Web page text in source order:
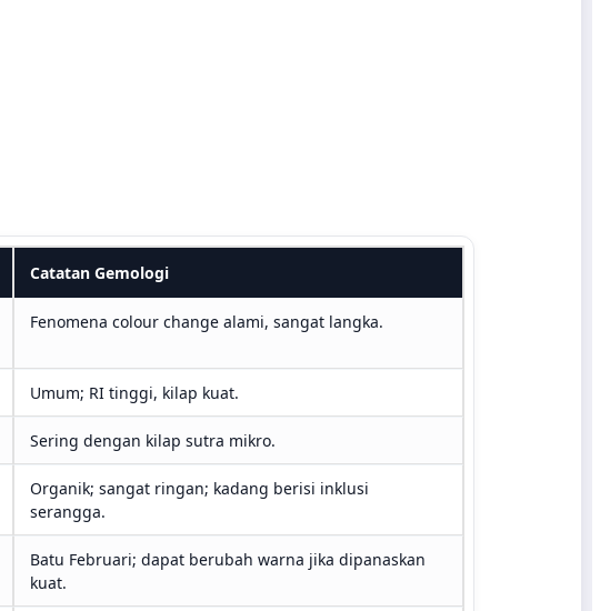
Catatan Gemologi
Fenomena colour change alami, sangat langka.
Umum; RI tinggi, kilap kuat.
Sering dengan kilap sutra mikro.
Organik; sangat ringan; kadang berisi inklusi
serangga.
Batu Februari; dapat berubah warna jika dipanaskan
kuat.